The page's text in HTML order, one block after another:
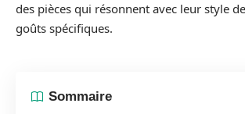
des pièces qui résonnent avec leur style
goûts spécifiques.
Sommaire